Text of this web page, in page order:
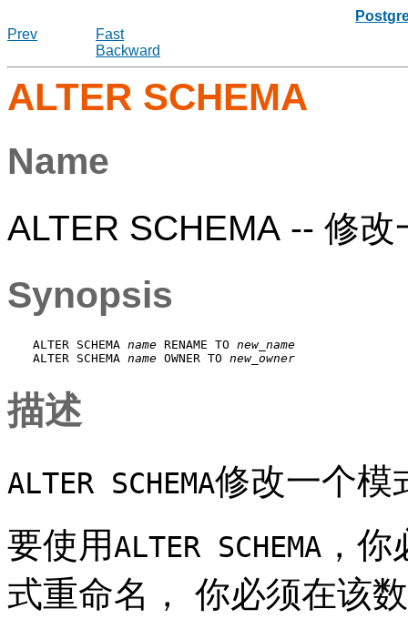
Prev
Fast
Backward
ALTER SCHEMA
Name
ALTER SCHEMA -- 修
Synopsis
ALTER SCHEMA name RENAME TO new_name
ALTER SCHEMA name OWNER TO new_owner
描述
ALTER SCHEMA修改一个模
要使用 ALTER SCHEMA ，
式重命名， 你必须在该